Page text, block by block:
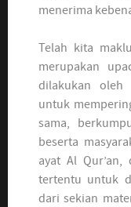
menerima
Telah kita
merupakan
dilakukan oleh
untuk
sama,
beserta
ayat Al Qur’an,
tertentu untuk
dari sekian